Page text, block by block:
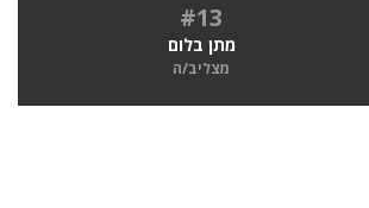
#13
מתן בלום
מצליב/ה